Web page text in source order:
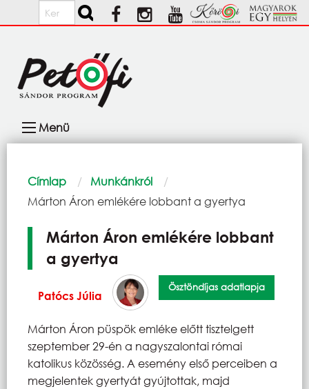
Ugrás a tartalomra
Keresés
navigáció
Menü
Morzsa
Címlap
Munkánkról
Current:
Márton Áron emlékére lobbant a gyertya
Márton Áron emlékére lobbant
a gyertya
Patócs Júlia
Ösztöndíjas adatlapja
Márton Áron püspök emléke előtt tisztelgett
szeptember 29-én a nagyszalontai római
katolikus közösség. A esemény első perceiben a
megjelentek gyertyát gyújtottak, majd